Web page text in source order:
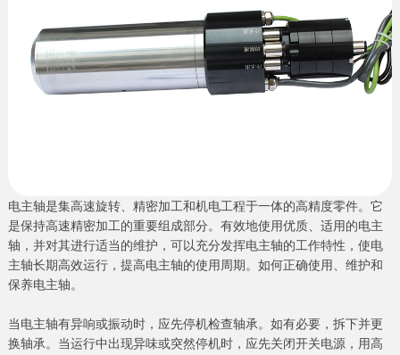
电主轴是集高速旋转、精密加工和机电工程于一体的高精度零件。它
是保持高速精密加工的重要组成部分。有效地使用优质、适用的电主
轴，并对其进行适当的维护，可以充分发挥电主轴的工作特性，使电
主轴长期高效运行，提高电主轴的使用周期。如何正确使用、维护和
保养电主轴。
当电主轴有异响或振动时，应先停机检查轴承。如有必要，拆下并更
换轴承。当运行中出现异味或突然停机时，应先关闭开关电源，用高